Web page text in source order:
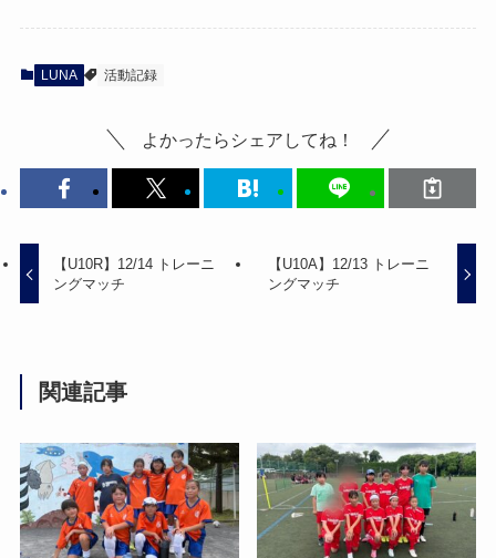
LUNA 活動記録
よかったらシェアしてね！
【U10R】12/14 トレーニ
ングマッチ
【U10A】12/13 トレーニ
ングマッチ
関連記事